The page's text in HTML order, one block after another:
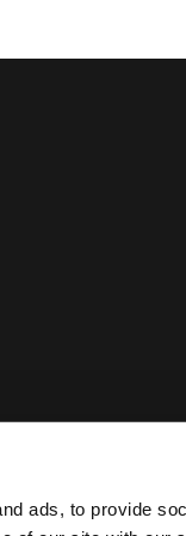
ads, to provide